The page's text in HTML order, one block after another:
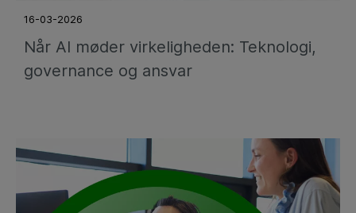
16-03-2026
Når AI møder virkeligheden: Teknologi,
governance og ansvar